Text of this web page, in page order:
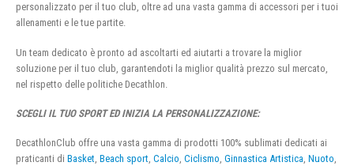
personalizzato per il tuo club, oltre ad una vasta gamma di accessori per i tuoi
allenamenti e le tue partite.
Un team dedicato è pronto ad ascoltarti ed aiutarti a trovare la miglior
soluzione per il tuo club, garantendoti la miglior qualità prezzo sul mercato,
nel rispetto delle politiche Decathlon.
SCEGLI IL TUO SPORT ED INIZIA LA PERSONALIZZAZIONE:
DecathlonClub offre una vasta gamma di prodotti 100% sublimati dedicati ai
praticanti di Basket, Beach sport, Calcio, Ciclismo, Ginnastica Artistica, Nuoto,